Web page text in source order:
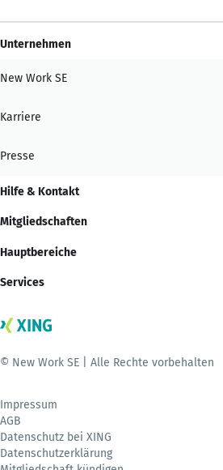
Unternehmen
New Work SE
Karriere
Presse
Hilfe & Kontakt
Mitgliedschaften
Hauptbereiche
Services
© New Work SE | Alle Rechte vorbehalten
Impressum
AGB
Datenschutz bei XING
Datenschutzerklärung